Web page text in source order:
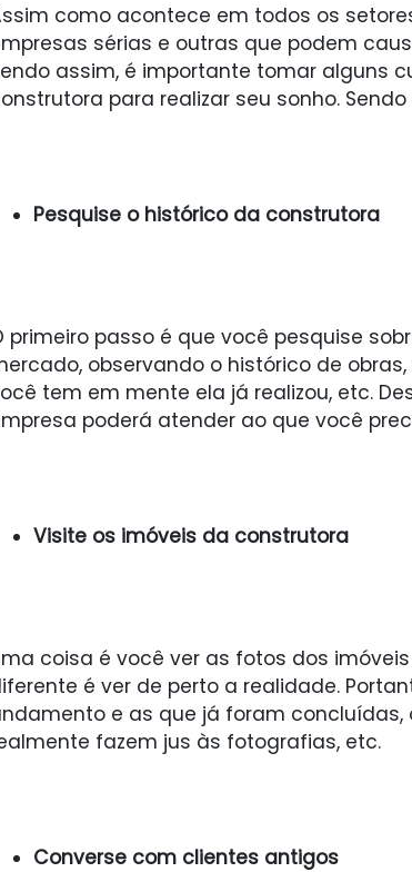
como acontece em todos os
sérias e outras que podem
assim, é importante tomar alguns
para realizar seu sonho.
Pesquise o histórico da construtora
primeiro passo é que você pesquise
observando o histórico de
tem em mente ela já realizou, etc.
poderá atender ao que você
Visite os imóveis da construtora
coisa é você ver as fotos dos
é ver de perto a realidade.
e as que já foram
fazem jus às fotografias, etc.
Converse com clientes antigos